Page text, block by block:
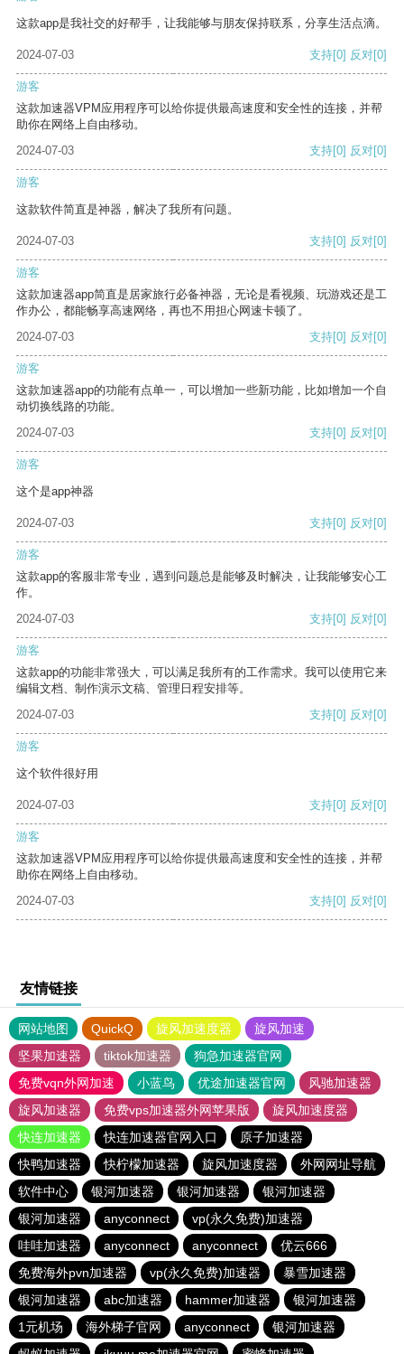
这款app是我社交的好帮手，让我能够与朋友保持联系，分享生活点滴。
2024-07-03 支持[0] 反对[0]
游客
这款加速器VPM应用程序可以给你提供最高速度和安全性的连接，并帮
助你在网络上自由移动。
2024-07-03
支持[0] 反对[0]
游客
这款软件简直是神器，解决了我所有问题。
2024-07-03 支持[0] 反对[0]
游客
这款加速器app简直是居家旅行必备神器，无论是看视频、玩游戏还是工
作办公，都能畅享高速网络，再也不用担心网速卡顿了。
2024-07-03
支持[0] 反对[0]
游客
这款加速器app的功能有点单一，可以增加一些新功能，比如增加一个自
动切换线路的功能。
2024-07-03
支持[0] 反对[0]
游客
这个是app神器
2024-07-03 支持[0] 反对[0]
游客
这款app的客服非常专业，遇到问题总是能够及时解决，让我能够安心工
作。
2024-07-03
支持[0] 反对[0]
游客
这款app的功能非常强大，可以满足我所有的工作需求。我可以使用它来
编辑文档、制作演示文稿、管理日程安排等。
2024-07-03
支持[0] 反对[0]
游客
这个软件很好用
2024-07-03 支持[0] 反对[0]
游客
这款加速器VPM应用程序可以给你提供最高速度和安全性的连接，并帮
助你在网络上自由移动。
2024-07-03
支持[0] 反对[0]
友情链接
网站地图 QuickQ 旋风加速度器
旋风加速
坚果加速器
tiktok加速器
狗急加速器官网
免费vqn外网加速
小蓝鸟 优途加速器官网
风驰加速器
旋风加速器
免费vps加速器外网苹果版
旋风加速度器
快连加速器
快连加速器官网入口
原子加速器
快鸭加速器
快柠檬加速器 旋风加速度器
外网网址导航
软件中心
银河加速器 银河加速器
银河加速器
银河加速器
anyconnect
vp(永久免费)加速器
哇哇加速器
anyconnect anyconnect
优云666
免费海外pvn加速器
vp(永久免费)加速器
暴雪加速器
银河加速器
abc加速器 hammer加速器
银河加速器
1元机场
海外梯子官网 anyconnect
银河加速器